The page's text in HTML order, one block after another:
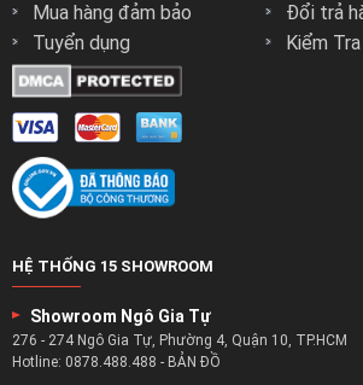
Mua hàng đảm bảo
Tuyển dụng
Đổi trả
Kiểm
HỆ THỐNG 15 SHOWROOM
Showroom Ngô Gia Tự
276 - 274 Ngô Gia Tự, Phường 4, Quận 10, TP.HCM
Hotline: 0878.488.488 - BẢN ĐỒ